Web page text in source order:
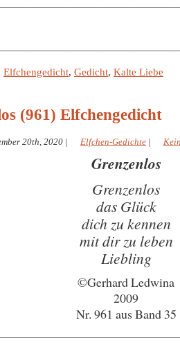
Elfchengedicht, Gedicht, Kalte Liebe
(961) Elfchengedicht
20th, 2020 | Elfchen-Gedichte |
Grenzenlos
Grenzenlos
das Glück
dich zu kennen
mit dir zu leben
Liebling
©Gerhard Ledwina
2009
Nr. 961 aus Band 35